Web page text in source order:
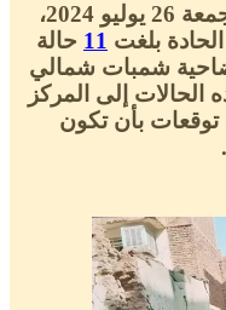
اكدت في غرفة طوارئ بحري الجمعة 26 يوليو 2024،
بلغت 11 حالة
شمبات شمالي
إلى المركز
بأن تكون